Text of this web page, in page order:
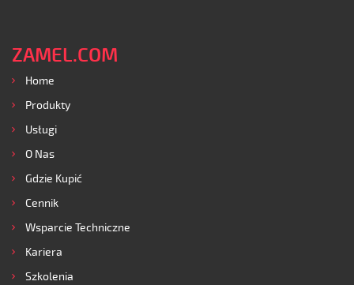
ZAMEL.COM
Home
Produkty
Usługi
O Nas
Gdzie Kupić
Cennik
Wsparcie Techniczne
Kariera
Szkolenia